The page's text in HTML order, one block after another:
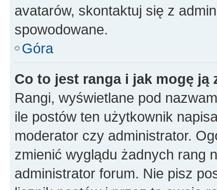
avatarów, skontaktuj się z
spowodowane.
Góra
Co to jest ranga i jak mogę ją
Rangi, wyświetlane pod
ile postów ten użytkownik
moderator czy administrator.
zmienić wyglądu żadnych rang
administrator forum. Nie pisz